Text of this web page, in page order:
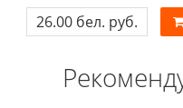
26.00 бел. руб.